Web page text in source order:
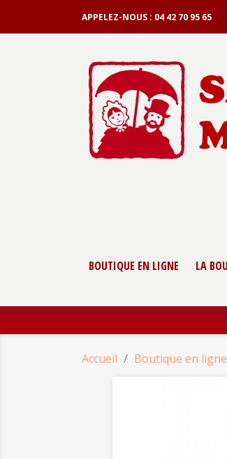
APPELEZ-NOUS : 04 42 70 95 65
BOUTIQUE EN LIGNE LA
Accueil Boutique en ligne